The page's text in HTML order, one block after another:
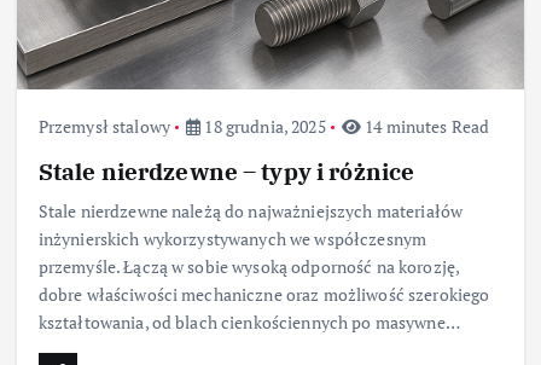
Przemysł stalowy 18 grudnia, 2025 14 minutes Read
Stale nierdzewne – typy i różnice
Stale nierdzewne należą do najważniejszych materiałów
inżynierskich wykorzystywanych we współczesnym
przemyśle. Łączą w sobie wysoką odporność na korozję,
dobre właściwości mechaniczne oraz możliwość szerokiego
kształtowania, od blach cienkościennych po masywne…